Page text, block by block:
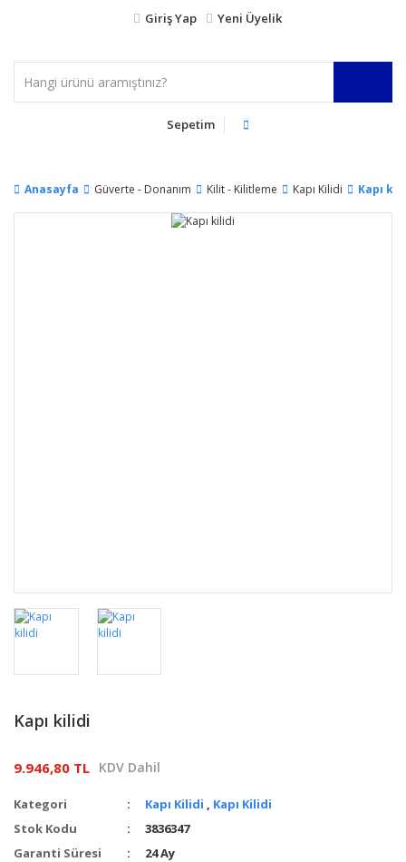
Giriş Yap Yeni Üyelik
Sepetim
Anasayfa Güverte - Donanım Kilit - Kilitleme Kapı Kilidi Kapı
Kapı kilidi
9.946,80 TL KDV Dahil
Kategori Kapı Kilidi , Kapı Kilidi
Stok Kodu
3836347
Garanti Süresi
24 Ay